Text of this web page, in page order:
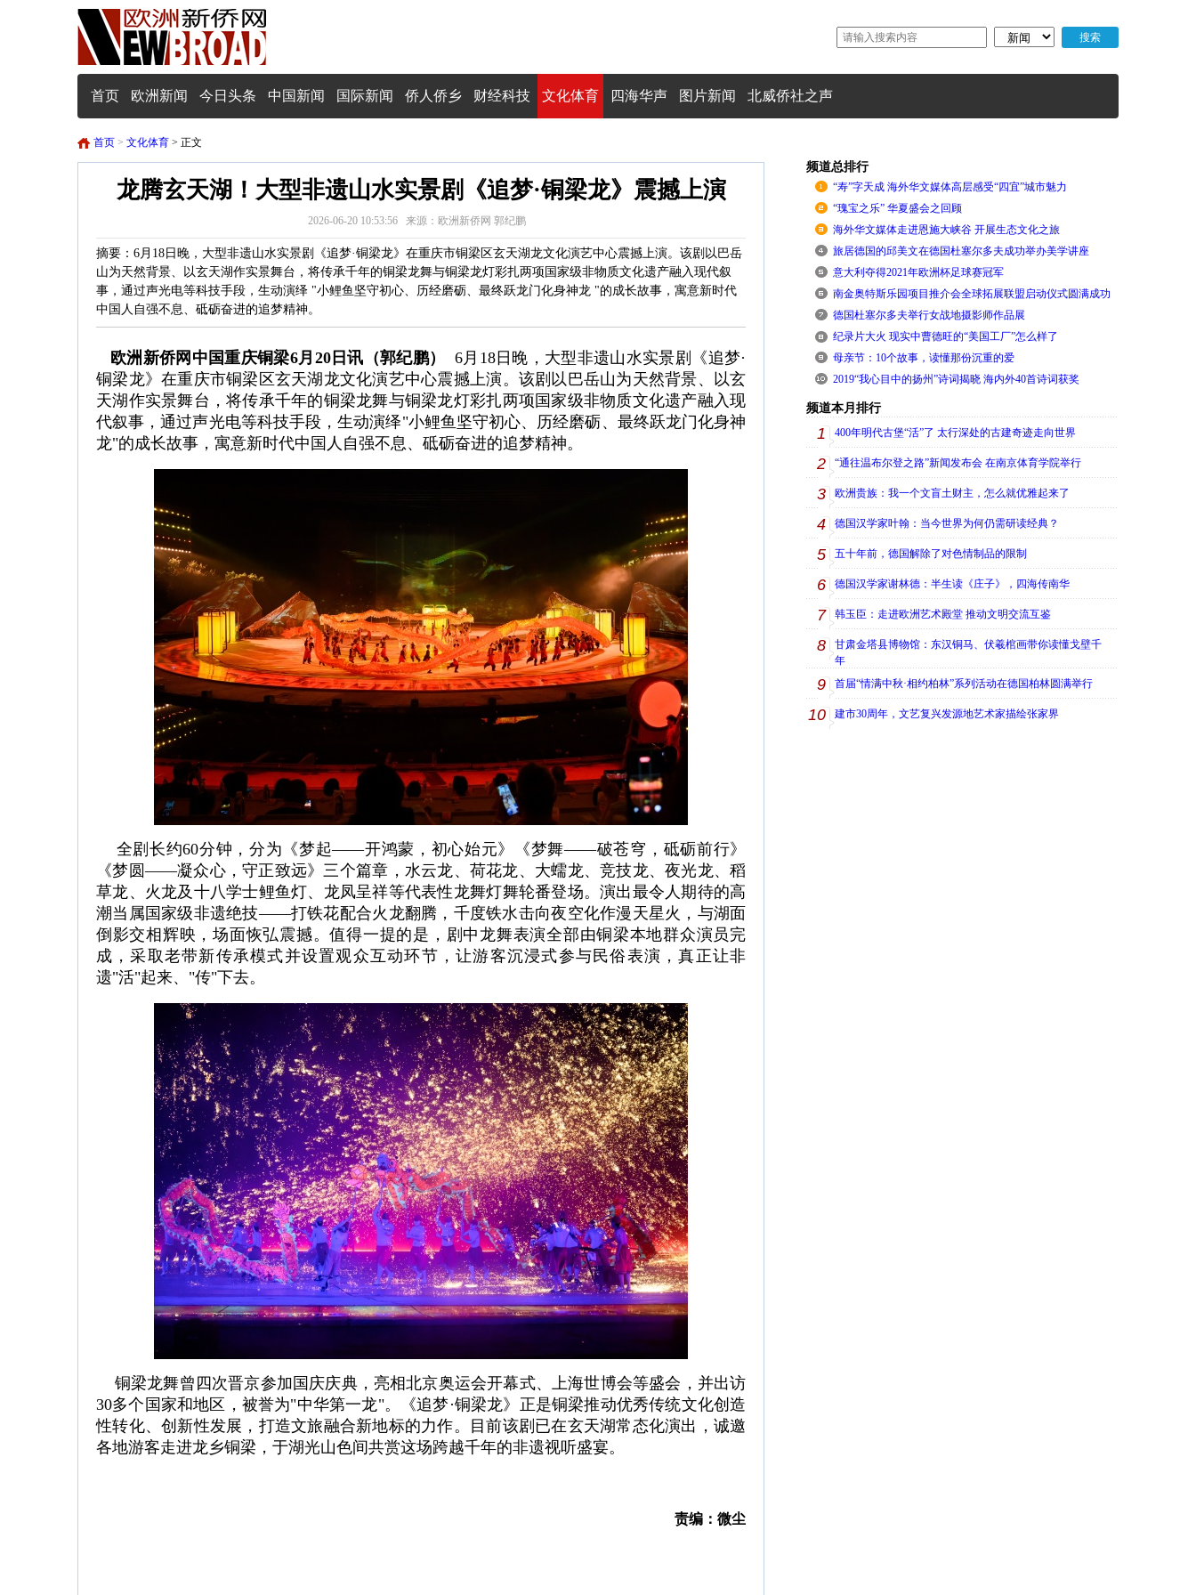
首页 欧洲新闻 今日头条 中国新闻 国际新闻 侨人侨乡 财经科技 文化体育 四海华声 图片新闻 北威侨社之声
首页 > 文化体育 > 正文
龙腾玄天湖！大型非遗山水实景剧《追梦·铜梁龙》震撼上演
2026-06-20 10:53:56 来源：欧洲新侨网 郭纪鹏
摘要：6月18日晚，大型非遗山水实景剧《追梦·铜梁龙》在重庆市铜梁区玄天湖龙文化演艺中心震撼上演。该剧以巴岳
山为天然背景、以玄天湖作实景舞台，将传承千年的铜梁龙舞与铜梁龙灯彩扎两项国家级非物质文化遗产融入现代叙
事，通过声光电等科技手段，生动演绎 "小鲤鱼坚守初心、历经磨砺、最终跃龙门化身神龙 "的成长故事，寓意新时代
中国人自强不息、砥砺奋进的追梦精神。
欧洲新侨网中国重庆铜梁6月20日讯（郭纪鹏）
6月18日晚，大型非遗山水实景剧《追梦·
铜梁龙》在重庆市铜梁区玄天湖龙文化演艺中心震撼上演。该剧以巴岳山为天然背景、以玄
天湖作实景舞台，将传承千年的铜梁龙舞与铜梁龙灯彩扎两项国家级非物质文化遗产融入现
代叙事，通过声光电等科技手段，生动演绎"小鲤鱼坚守初心、历经磨砺、最终跃龙门化身神
龙"的成长故事，寓意新时代中国人自强不息、砥砺奋进的追梦精神。
全剧长约60分钟，分为《梦起——开鸿蒙，初心始元》《梦舞——破苍穹，砥砺前行》
《梦圆——凝众心，守正致远》三个篇章，水云龙、荷花龙、大蠕龙、竞技龙、夜光龙、稻
草龙、火龙及十八学士鲤鱼灯、龙凤呈祥等代表性龙舞灯舞轮番登场。演出最令人期待的高
潮当属国家级非遗绝技——打铁花配合火龙翻腾，千度铁水击向夜空化作漫天星火，与湖面
倒影交相辉映，场面恢弘震撼。值得一提的是，剧中龙舞表演全部由铜梁本地群众演员完
成，采取老带新传承模式并设置观众互动环节，让游客沉浸式参与民俗表演，真正让非
遗"活"起来、"传"下去。
铜梁龙舞曾四次晋京参加国庆庆典，亮相北京奥运会开幕式、上海世博会等盛会，并出访
30多个国家和地区，被誉为"中华第一龙"。《追梦·铜梁龙》正是铜梁推动优秀传统文化创造
性转化、创新性发展，打造文旅融合新地标的力作。目前该剧已在玄天湖常态化演出，诚邀
各地游客走进龙乡铜梁，于湖光山色间共赏这场跨越千年的非遗视听盛宴。
责编：微尘
频道总排行
“寿”字天成 海外华文媒体高层感受“四宜”城市魅力
“瑰宝之乐” 华夏盛会之回顾
海外华文媒体走进恩施大峡谷 开展生态文化之旅
旅居德国的邱美文在德国杜塞尔多夫成功举办美学讲座
意大利夺得2021年欧洲杯足球赛冠军
南金奥特斯乐园项目推介会全球拓展联盟启动仪式圆满成功
德国杜塞尔多夫举行女战地摄影师作品展
纪录片大火 现实中曹德旺的“美国工厂”怎么样了
母亲节：10个故事，读懂那份沉重的爱
2019“我心目中的扬州”诗词揭晓 海内外40首诗词获奖
频道本月排行
1 400年明代古堡“活”了 太行深处的古建奇迹走向世界
2 “通往温布尔登之路”新闻发布会 在南京体育学院举行
3 欧洲贵族：我一个文盲土财主，怎么就优雅起来了
4 德国汉学家叶翰：当今世界为何仍需研读经典？
5 五十年前，德国解除了对色情制品的限制
6 德国汉学家谢林德：半生读《庄子》，四海传南华
7 韩玉臣：走进欧洲艺术殿堂 推动文明交流互鉴
8
甘肃金塔县博物馆：东汉铜马、伏羲棺画带你读懂戈壁千
年
9 首届“情满中秋·相约柏林”系列活动在德国柏林圆满举行
10 建市30周年，文艺复兴发源地艺术家描绘张家界